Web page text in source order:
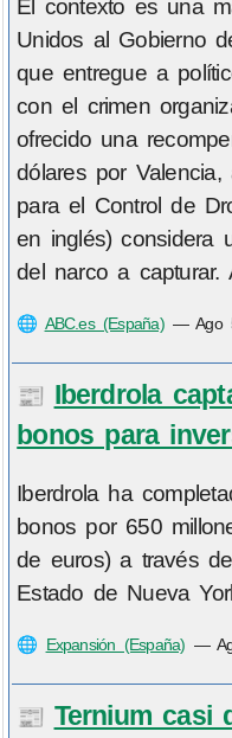
El contexto es una
Unidos al Gobierno
que entregue a
con el crimen
ofrecido una
dólares por
para el Control de
en inglés) considera
del narco a capturar.
🌐 ABC.es (España)—Ago
📰 Iberdrola
bonos para
Iberdrola ha
bonos por 650
de euros) a través
Estado de Nueva
🌐 Expansión (España) —
📰 Ternium casi